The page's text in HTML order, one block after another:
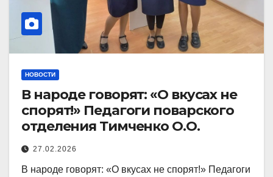
НОВОСТИ
В народе говорят: «О вкусах не
спорят!» Педагоги поварского
отделения Тимченко О.О.
27.02.2026
В народе говорят: «О вкусах не спорят!» Педагоги